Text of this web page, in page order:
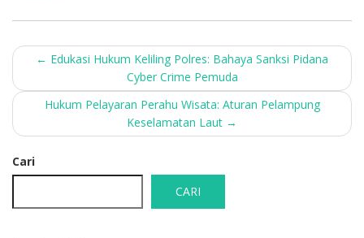
Post
navigation
← Edukasi Hukum Keliling Polres: Bahaya Sanksi Pidana
Cyber Crime Pemuda
Hukum Pelayaran Perahu Wisata: Aturan Pelampung
Keselamatan Laut →
Cari
CARI